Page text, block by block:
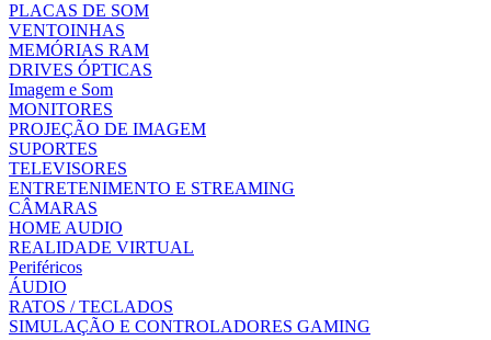
PLACAS DE SOM
VENTOINHAS
MEMÓRIAS RAM
DRIVES ÓPTICAS
Imagem e Som
MONITORES
PROJEÇÃO DE IMAGEM
SUPORTES
TELEVISORES
ENTRETENIMENTO E STREAMING
CÂMARAS
HOME AUDIO
REALIDADE VIRTUAL
Periféricos
ÁUDIO
RATOS / TECLADOS
SIMULAÇÃO E CONTROLADORES GAMING